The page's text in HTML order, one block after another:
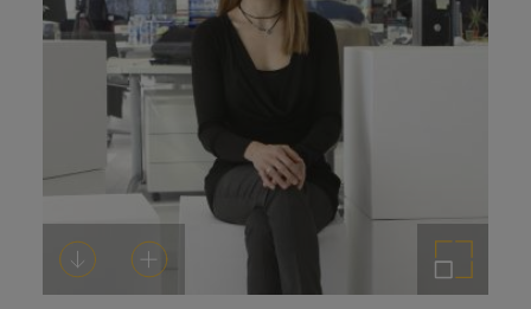
DescargarAñadir al carrito Ampliar imagen